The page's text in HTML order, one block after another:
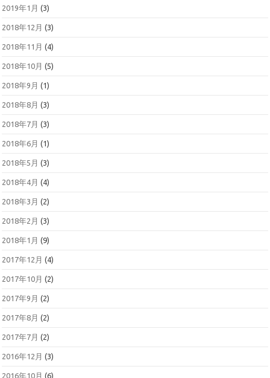
2019年1月 (3)
2018年12月 (3)
2018年11月 (4)
2018年10月 (5)
2018年9月 (1)
2018年8月 (3)
2018年7月 (3)
2018年6月 (1)
2018年5月 (3)
2018年4月 (4)
2018年3月 (2)
2018年2月 (3)
2018年1月 (9)
2017年12月 (4)
2017年10月 (2)
2017年9月 (2)
2017年8月 (2)
2017年7月 (2)
2016年12月 (3)
2016年10月 (6)